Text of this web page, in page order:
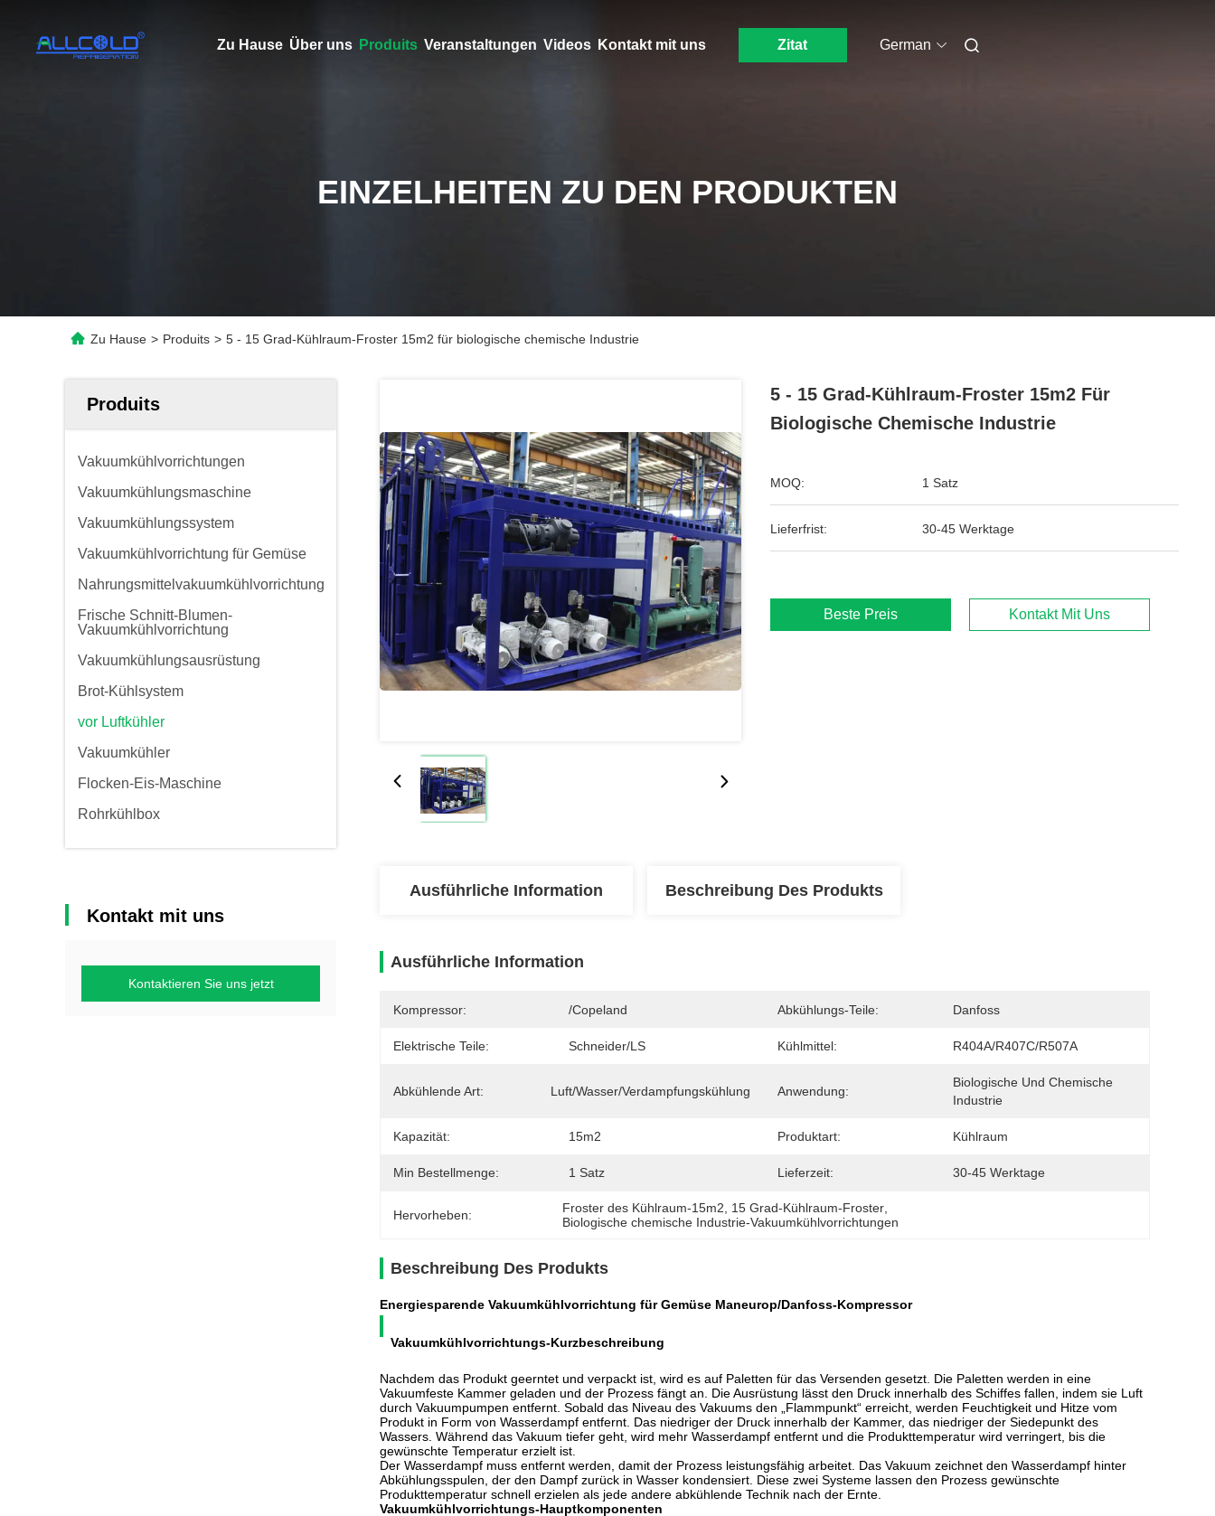
Zu Hause Über uns Produits Veranstaltungen Videos Kontakt mit uns Zitat German
EINZELHEITEN ZU DEN PRODUKTEN
Zu Hause > Produits > 5 - 15 Grad-Kühlraum-Froster 15m2 für biologische chemische Industrie
Produits
Vakuumkühlvorrichtungen
Vakuumkühlungsmaschine
Vakuumkühlungssystem
Vakuumkühlvorrichtung für Gemüse
Nahrungsmittelvakuumkühlvorrichtung
Frische Schnitt-Blumen-
Vakuumkühlvorrichtung
Vakuumkühlungsausrüstung
Brot-Kühlsystem
vor Luftkühler
Vakuumkühler
Flocken-Eis-Maschine
Rohrkühlbox
Kontakt mit uns
Kontaktieren Sie uns jetzt
5 - 15 Grad-Kühlraum-Froster 15m2 Für
Biologische Chemische Industrie
MOQ: 1 Satz
Lieferfrist: 30-45 Werktage
Beste Preis Kontakt Mit Uns
Ausführliche Information Beschreibung Des Produkts
Ausführliche Information
Kompressor: /Copeland Abkühlungs-Teile: Danfoss
Elektrische Teile: Schneider/LS Kühlmittel: R404A/R407C/R507A
Abkühlende Art: Luft/Wasser/Verdampfungskühlung Anwendung:
Biologische Und Chemische
Industrie
Kapazität: 15m2 Produktart: Kühlraum
Min Bestellmenge: 1 Satz Lieferzeit: 30-45 Werktage
Hervorheben: Froster des Kühlraum-15m2 15 Grad-Kühlraum-Froster
Biologische chemische Industrie-Vakuumkühlvorrichtungen
Beschreibung Des Produkts
Energiesparende Vakuumkühlvorrichtung für Gemüse Maneurop/Danfoss-Kompressor
Vakuumkühlvorrichtungs-Kurzbeschreibung
Nachdem das Produkt geerntet und verpackt ist, wird es auf Paletten für das Versenden gesetzt. Die Paletten werden in eine
Vakuumfeste Kammer geladen und der Prozess fängt an. Die Ausrüstung lässt den Druck innerhalb des Schiffes fallen, indem sie Luft
durch Vakuumpumpen entfernt. Sobald das Niveau des Vakuums den „Flammpunkt“ erreicht, werden Feuchtigkeit und Hitze vom
Produkt in Form von Wasserdampf entfernt. Das niedriger der Druck innerhalb der Kammer, das niedriger der Siedepunkt des
Wassers. Während das Vakuum tiefer geht, wird mehr Wasserdampf entfernt und die Produkttemperatur wird verringert, bis die
gewünschte Temperatur erzielt ist.
Der Wasserdampf muss entfernt werden, damit der Prozess leistungsfähig arbeitet. Das Vakuum zeichnet den Wasserdampf hinter
Abkühlungsspulen, der den Dampf zurück in Wasser kondensiert. Diese zwei Systeme lassen den Prozess gewünschte
Produkttemperatur schnell erzielen als jede andere abkühlende Technik nach der Ernte.
Vakuumkühlvorrichtungs-Hauptkomponenten